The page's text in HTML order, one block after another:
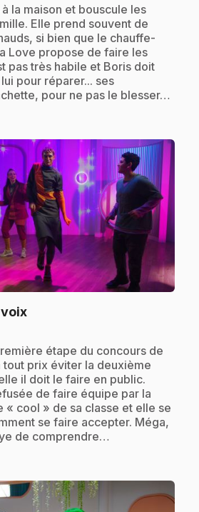
la maison et bouscule les
Elle prend souvent de
si bien que le chauffe-
Love propose de faire les
pas très habile et Boris doit
pour réparer... ses
pour ne pas le blesser…
.
étape du concours de
tout prix éviter la deuxième
il doit le faire en public.
de faire équipe par la
« cool » de sa classe et elle se
se faire accepter. Méga,
de comprendre…